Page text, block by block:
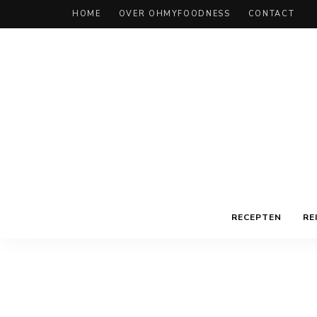
HOME OVER OHMYFOODNESS CONTACT
RECEPTEN